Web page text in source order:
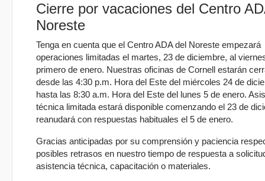
Cierre por vacaciones del Centro
Noreste
Tenga en cuenta que el Centro ADA del Noreste empezará
operaciones limitadas el martes, 23 de diciembre, al
primero de enero. Nuestras oficinas de Cornell estarán
desde las 4:30 p.m. Hora del Este del miércoles 24 de
hasta las 8:30 a.m. Hora del Este del lunes 5 de enero.
técnica limitada estará disponible comenzando el 23 de
reanudará con respuestas habituales el 5 de enero.
Gracias anticipadas por su comprensión y paciencia
posibles retrasos en nuestro tiempo de respuesta a
asistencia técnica, capacitación o materiales.